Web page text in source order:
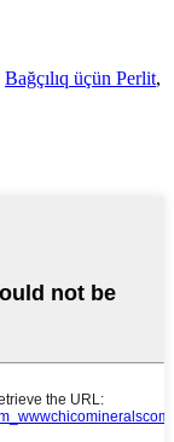
Bağçılıq üçün Perlit,